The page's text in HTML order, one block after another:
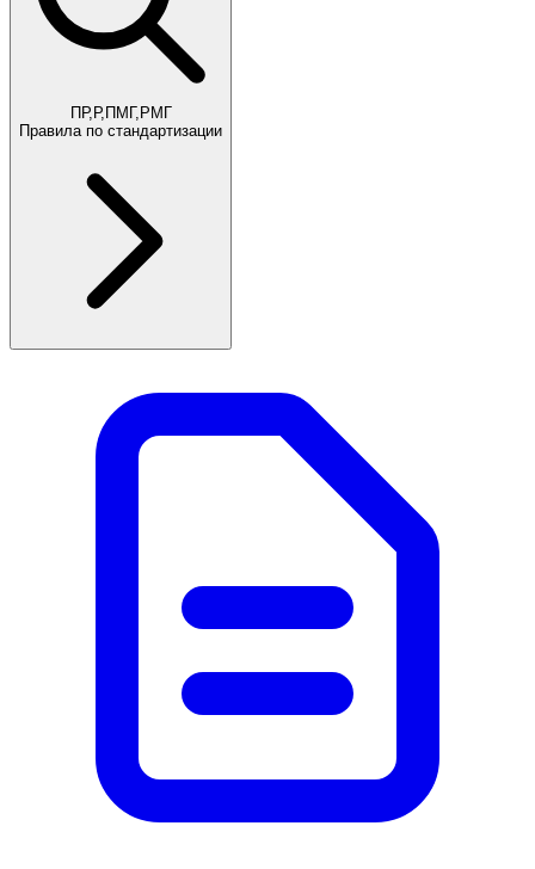
ПР,Р,ПМГ,РМГ
Правила по стандартизации